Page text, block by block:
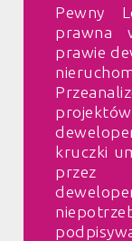
Pewny
prawna
prawie
kruczki
przez